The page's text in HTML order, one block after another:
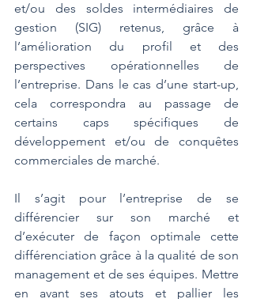
et/ou des soldes intermédiaires de
gestion (SIG) retenus, grâce à
l’amélioration du profil et des
perspectives opérationnelles de
l’entreprise. Dans le cas d’une start-up,
cela correspondra au passage de
certains caps spécifiques de
développement et/ou de conquêtes
commerciales de marché.
Il s’agit pour l’entreprise de se
différencier sur son marché et
d’exécuter de façon optimale cette
différenciation grâce à la qualité de son
management et de ses équipes. Mettre
en avant ses atouts et pallier les